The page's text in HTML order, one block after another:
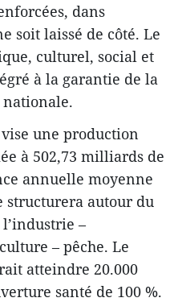
dans
soit laissé de côté. Le
culturel, social et
à la garantie de la
nationale.
une production
à 502,73 milliards de
annuelle moyenne
structurera autour du
–
– pêche. Le
atteindre 20.000
santé de 100 %.